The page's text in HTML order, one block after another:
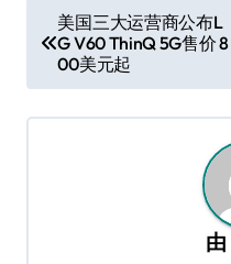
章
导
航
美国三大运营商公布L
G V60 ThinQ 5G售价 8
00美元起
由